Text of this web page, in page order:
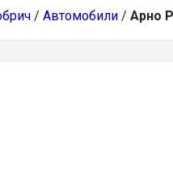
/ Автомобили / Арно